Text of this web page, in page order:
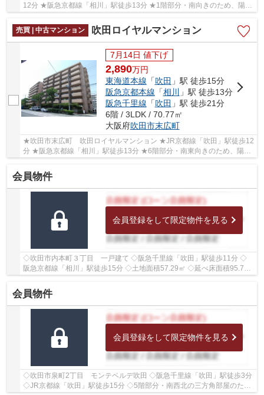
12分 ★阪急京都線「相川」駅徒歩13分 ★1階部分・南向きのため、陽当
たり良好♪ ★専有面積70.77㎡の3LDK ★14.14㎡の専用...
売買 | 中古マンション
吹田ロイヤルマンション
7月14日 値下げ
2,890万円
東海道本線 「吹田 」駅 徒歩15分
阪急京都本線 「相川
」駅 徒歩13分
阪急千里線 「吹田 」駅 徒歩21分
6階 / 3LDK / 70.77㎡
大阪府吹田市末広町
★吹田市末広町 吹田ロイヤルマンション ★JR京都線「吹田」駅徒歩12
分 ★阪急京都線「相川」駅徒歩13分 ★6階部分・南東向きのため、陽当
会員物件
会員登録をして限定物件を見る
◇吹田市内本町３丁目 一戸建て ◇阪急千里線「吹田」駅徒歩11分 ◇
阪急京都線「相川」駅徒歩15分 ◇土地面積57.29㎡ ◇延べ床面積95.77
会員物件
会員登録をして限定物件を見る
◇吹田市泉町2丁目 モンテベルデ吹田 ◇阪急千里線「吹田」駅徒歩3分
◇JR京都線「吹田」駅徒歩15分 ◇5階部分・南西北の三方角部屋のた